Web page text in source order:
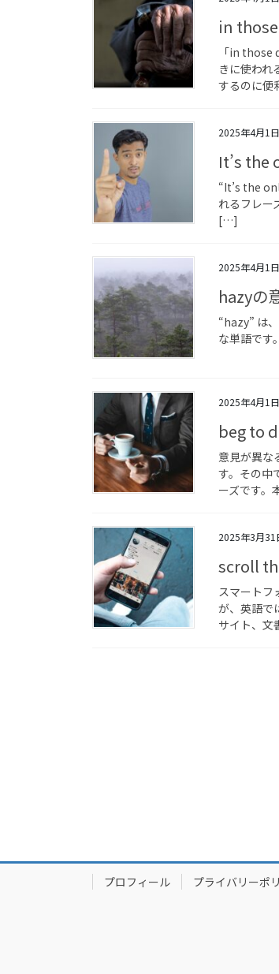
in
「in those
きに使われ
するのに便
2025年4月1日
It’s the
“It’s the
れるフレー
[…]
2025年4月1日
hazyの
“hazy” は
な単語です
2025年4月1日
beg to
意見が異な
す。その中
ーズです
2025年3月31
scroll
スマートフ
が、英語で
サイト、
りプロフィール プライバリーポ